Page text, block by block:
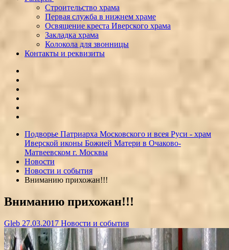
Строительство храма
Первая служба в нижнем храме
Освящение креста Иверского храма
Закладка храма
Колокола для звонницы
Контакты и реквизиты
Подворье Патриарха Московского и всея Руси - храм
Иверской иконы Божией Матери в Очаково-
Матвеевском г. Москвы
Новости
Новости и события
Вниманию прихожан!!!
Вниманию прихожан!!!
Gleb 27.03.2017 Новости и события